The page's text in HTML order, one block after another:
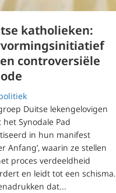
wereldwijd aan
katholieken:
controversiële
Duitse lekengelovigen
het Synodale Pad
in hun manifest
Anfang’, waarin ze stellen
proces verdeeldheid
en leidt tot een schisma.
dat...